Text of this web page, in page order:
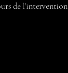
de l'intervention